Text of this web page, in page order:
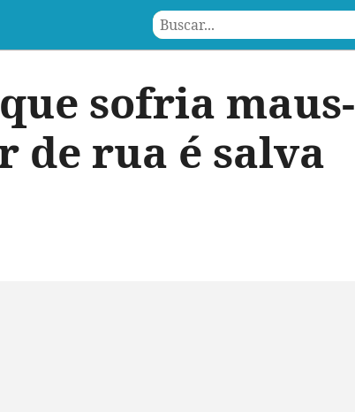
sofria maus-
de rua é salva